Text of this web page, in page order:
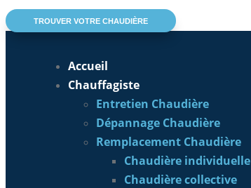
TROUVER VOTRE CHAUDIÈRE
Accueil
Chauffagiste
Entretien Chaudière
Dépannage Chaudière
Remplacement Chaudière
Chaudière individuelle
Chaudière collective